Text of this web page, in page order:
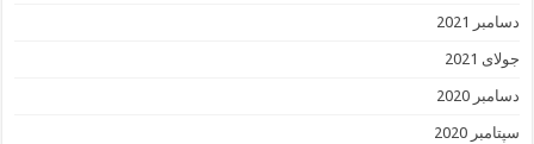
دسامبر 2021
جولای 2021
دسامبر 2020
سپتامبر 2020